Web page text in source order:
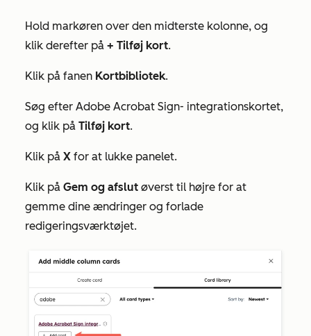
Hold markøren over den midterste kolonne, og
klik derefter på + Tilføj kort.
Klik på fanen Kortbibliotek.
Søg efter Adobe Acrobat Sign- integrationskortet,
og klik på Tilføj kort.
Klik på X for at lukke panelet.
Klik på Gem og afslut øverst til højre for at
gemme dine ændringer og forlade
redigeringsværktøjet.